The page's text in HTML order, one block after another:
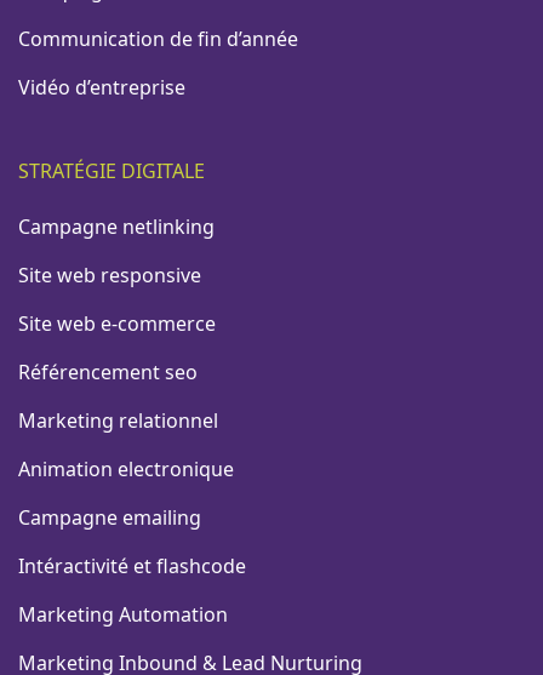
Communication de fin d’année
Vidéo d’entreprise
STRATÉGIE DIGITALE
Campagne netlinking
Site web responsive
Site web e-commerce
Référencement seo
Marketing relationnel
Animation electronique
Campagne emailing
Intéractivité et flashcode
Marketing Automation
Marketing Inbound & Lead Nurturing